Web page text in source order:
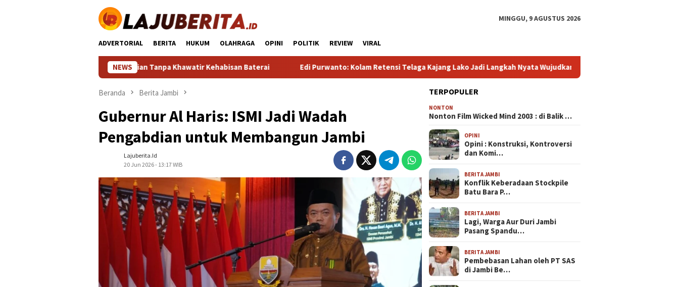
MINGGU, 9 AGUSTUS 2026
ADVERTORIAL BERITA HUKUM OLAHRAGA OPINI POLITIK REVIEW VIRAL
NEWS
Hp Awet Seharian Tanpa Khawatir Kehabisan Baterai Edi Purwanto: Kolam Retensi Telaga Kajang Lako Jadi Langkah Nyata Wujudkan Kota Jambi Bebas Banjir
Beranda Berita Jambi
Gubernur Al Haris: ISMI Jadi Wadah
Pengabdian untuk Membangun Jambi
Lajuberita.id
20 Jun 2026 - 13:17 WIB
TERPOPULER
NONTON
Nonton Film Wicked Mind 2003 : di Balik …
OPINI
Opini : Konstruksi, Kontroversi
dan Komi…
BERITA JAMBI
Konflik Keberadaan Stockpile
Batu Bara P…
BERITA JAMBI
Lagi, Warga Aur Duri Jambi
Pasang Spandu…
BERITA JAMBI
Pembebasan Lahan oleh PT SAS
di Jambi Be…